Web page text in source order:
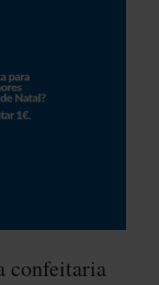
confeitaria